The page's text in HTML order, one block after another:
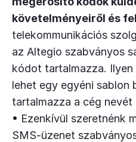
követelményeiről és
telekommunikációs
az Altegio szabványos
kódot tartalmazza.
lehet egy egyéni sablon
tartalmazza a cég nevét
• Ezenkívül szeretnénk
SMS-üzenet